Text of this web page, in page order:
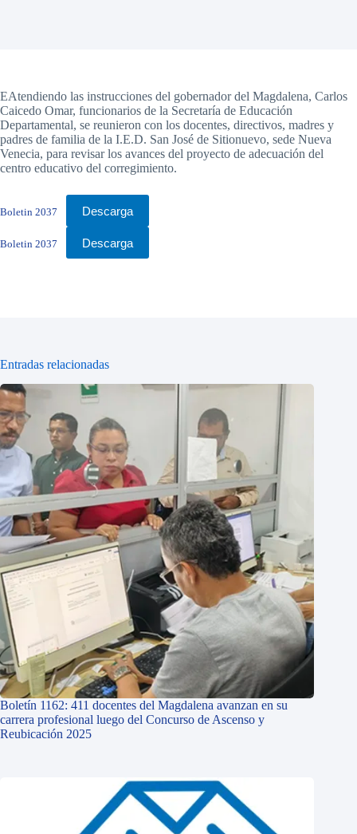
EAtendiendo las instrucciones del gobernador del Magdalena, Carlos
Caicedo Omar, funcionarios de la Secretaría de Educación
Departamental, se reunieron con los docentes, directivos, madres y
padres de familia de la I.E.D. San José de Sitionuevo, sede Nueva
Venecia, para revisar los avances del proyecto de adecuación del
centro educativo del corregimiento.
Boletin 2037 Descarga
Boletin 2037 Descarga
Entradas relacionadas
Boletín 1162: 411 docentes del Magdalena avanzan en su
carrera profesional luego del Concurso de Ascenso y
Reubicación 2025